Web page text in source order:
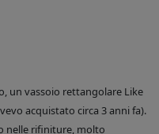
un vassoio rettangolare Like
acquistato circa 3 anni fa).
nelle rifiniture, molto